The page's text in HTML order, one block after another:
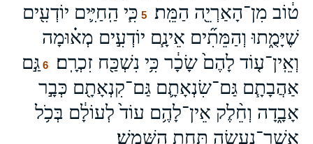
ט֔וֹב מִן־הָאַרְיֵ֖ה הַמֵּֽת׃
5 כִּ֧י הַֽחַיִּ֛ים יוֹדְעִ֖ים
שֶׁיָּמֻ֑תוּ וְהַמֵּתִ֞ים אֵינָ֧ם יוֹדְעִ֣ים מְא֗וּמָה
וְאֵֽין־ע֤וֹד לָהֶם֙ שָׂכָ֔ר כִּ֥י נִשְׁכַּ֖ח זִכְרָֽם׃
6 גַּ֣ם
אַהֲבָתָ֧ם גַּם־שִׂנְאָתָ֛ם גַּם־קִנְאָתָ֖ם כְּבָ֣ר
אָבָ֑דָה וְחֵ֨לֶק אֵין־לָהֶ֥ם עוֹד֙ לְעוֹלָ֔ם בְּכֹ֥ל
אֲשֶֽׁר־נַעֲשָׂ֖ה תַּ֥חַת הַשָּֽׁמֶשׁ׃